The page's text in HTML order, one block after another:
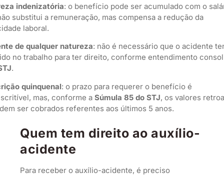
indenizatória: o benefício pode ser acumulado com o
substitui a remuneração, mas compensa a redução da
laboral.
de qualquer natureza: não é necessário que o acidente
no trabalho para ter direito, conforme entendimento
.
quinquenal: o prazo para requerer o benefício é
mas, conforme a Súmula 85 do STJ, os valores
ser cobrados referentes aos últimos 5 anos.
Quem tem direito ao auxílio-
acidente
Para receber o auxílio-acidente, é preciso